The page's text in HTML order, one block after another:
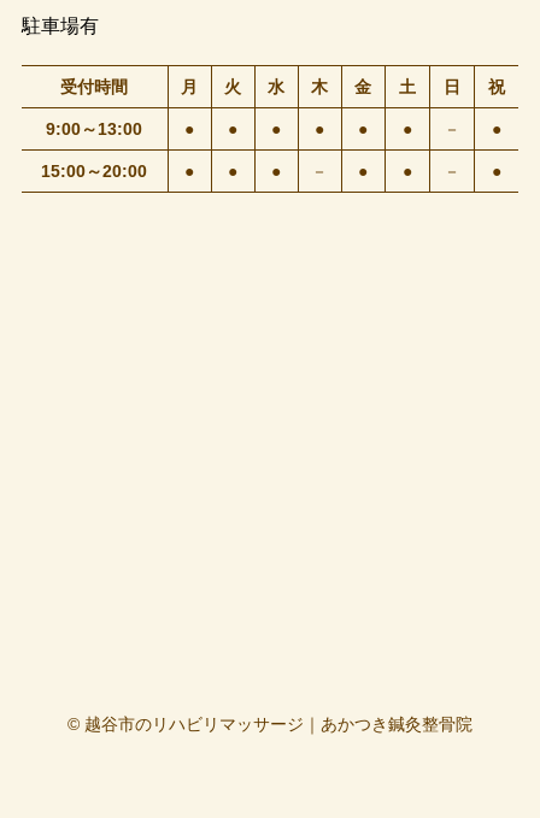
駐車場有
受付時間 月 火 水 木 金 土 日 祝
9:00～13:00 ● ● ● ● ● ● － ●
15:00～20:00 ● ● ● － ● ● － ●
© 越谷市のリハビリマッサージ｜あかつき鍼灸整骨院